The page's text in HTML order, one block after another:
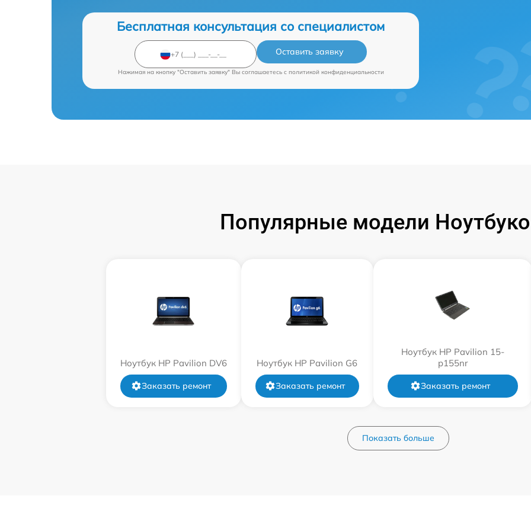
Бесплатная консультация со специалистом
Оставить заявку
Нажимая на кнопку "Оставить заявку" Вы соглашаетесь c политикой конфиденциальности
Популярные модели
Ноутбук HP Pavilion DV6
Заказать ремонт
Ноутбук HP Pavilion G6
Заказать ремонт
Ноутбук HP Pavilion 15-
p155nr
Заказать ремонт
Показать больше